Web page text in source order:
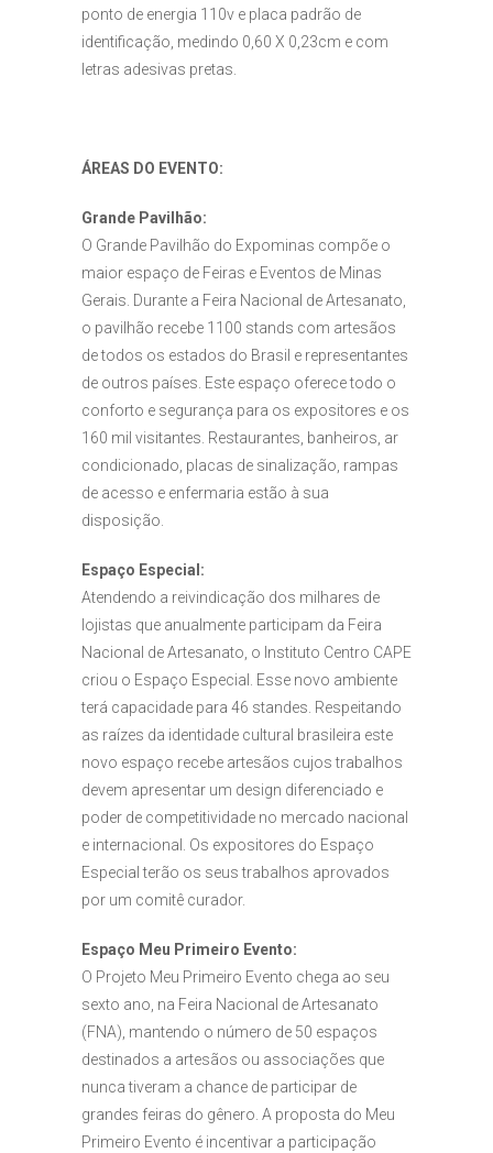
ponto de energia 110v e placa padrão de
identificação, medindo 0,60 X 0,23cm e com
letras adesivas pretas.
ÁREAS DO EVENTO:
Grande Pavilhão:
O Grande Pavilhão do Expominas compõe o
maior espaço de Feiras e Eventos de Minas
Gerais. Durante a Feira Nacional de Artesanato,
o pavilhão recebe 1100 stands com artesãos
de todos os estados do Brasil e representantes
de outros países. Este espaço oferece todo o
conforto e segurança para os expositores e os
160 mil visitantes. Restaurantes, banheiros, ar
condicionado, placas de sinalização, rampas
de acesso e enfermaria estão à sua
disposição.
Espaço Especial:
Atendendo a reivindicação dos milhares de
lojistas que anualmente participam da Feira
Nacional de Artesanato, o Instituto Centro CAPE
criou o Espaço Especial. Esse novo ambiente
terá capacidade para 46 standes. Respeitando
as raízes da identidade cultural brasileira este
novo espaço recebe artesãos cujos trabalhos
devem apresentar um design diferenciado e
poder de competitividade no mercado nacional
e internacional. Os expositores do Espaço
Especial terão os seus trabalhos aprovados
por um comitê curador.
Espaço Meu Primeiro Evento:
O Projeto Meu Primeiro Evento chega ao seu
sexto ano, na Feira Nacional de Artesanato
(FNA), mantendo o número de 50 espaços
destinados a artesãos ou associações que
nunca tiveram a chance de participar de
grandes feiras do gênero. A proposta do Meu
Primeiro Evento é incentivar a participação